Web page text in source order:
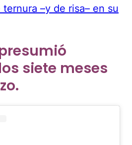
–y de risa– en su
siete meses